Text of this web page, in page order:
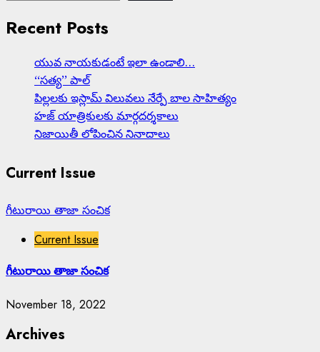
Recent Posts
యువ నాయకుడంటే ఇలా ఉండాలి…
‘‘సత్య’’ పాల్
పిల్లలకు ఇస్లామ్ విలువలు నేర్పే బాల సాహిత్యం
హజ్ యాత్రికులకు మార్గదర్శకాలు
నిజాయితీ లోపించిన నినాదాలు
Current Issue
గీటురాయి తాజా సంచిక
Current Issue
గీటురాయి తాజా సంచిక
November 18, 2022
Archives